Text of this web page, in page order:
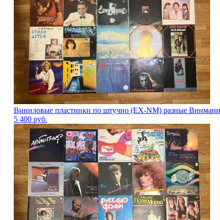
Виниловые пластинки по штучно (EX-NM) разные
5 400 руб.